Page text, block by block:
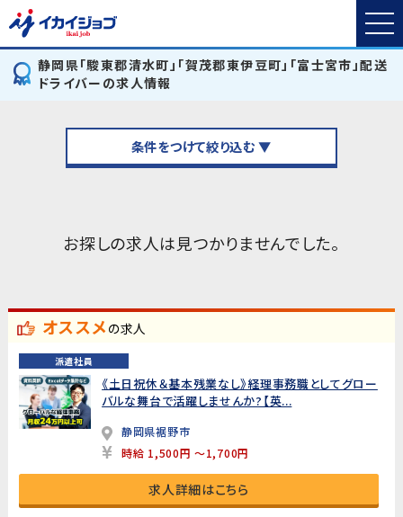
静岡県「駿東郡清水町」「賀茂郡東伊豆町」「富士宮市」配送
ドライバーの求人情報
条件をつけて絞り込む ▼
お探しの求人は見つかりませんでした。
オススメの求人
派遣社員
《土日祝休＆基本残業なし》経理事務職としてグロー
バルな舞台で活躍しませんか?【英...
静岡県裾野市
時給 1,500円 ～1,700円
求人詳細はこちら